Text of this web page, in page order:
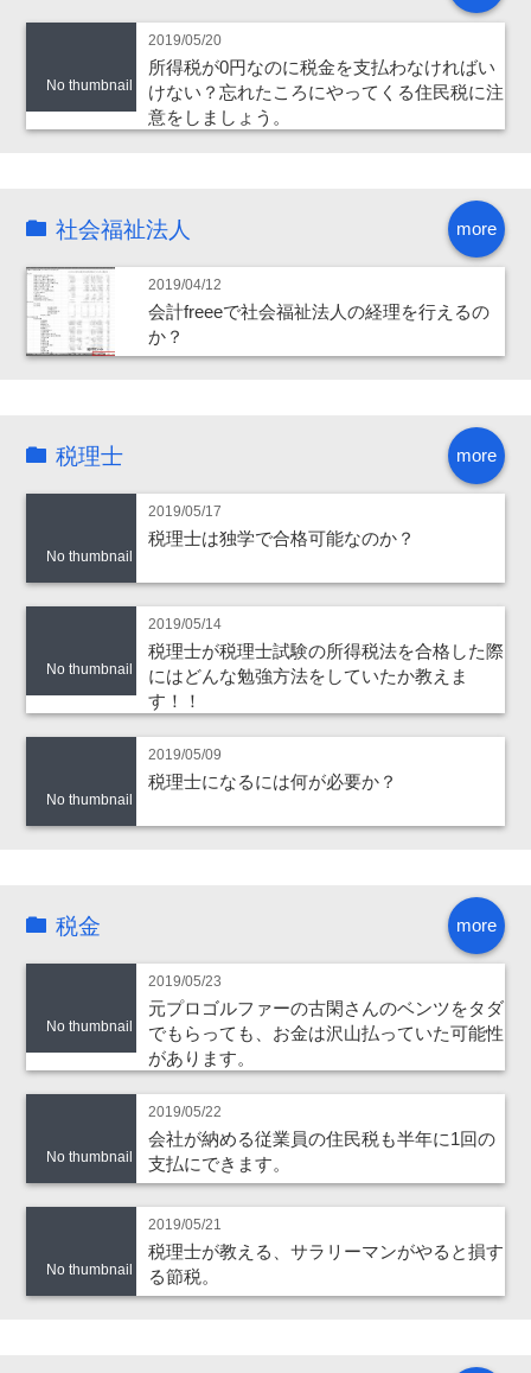
No thumbnail
2019/05/20
所得税が0円なのに税金を支払わなければい
けない？忘れたころにやってくる住民税に注
意をしましょう。
more
社会福祉法人
2019/04/12
会計freeeで社会福祉法人の経理を行えるの
か？
more
税理士
No thumbnail
2019/05/17
税理士は独学で合格可能なのか？
No thumbnail
2019/05/14
税理士が税理士試験の所得税法を合格した際
にはどんな勉強方法をしていたか教えま
す！！
No thumbnail
2019/05/09
税理士になるには何が必要か？
more
税金
No thumbnail
2019/05/23
元プロゴルファーの古閑さんのベンツをタダ
でもらっても、お金は沢山払っていた可能性
があります。
No thumbnail
2019/05/22
会社が納める従業員の住民税も半年に1回の
支払にできます。
No thumbnail
2019/05/21
税理士が教える、サラリーマンがやると損す
る節税。